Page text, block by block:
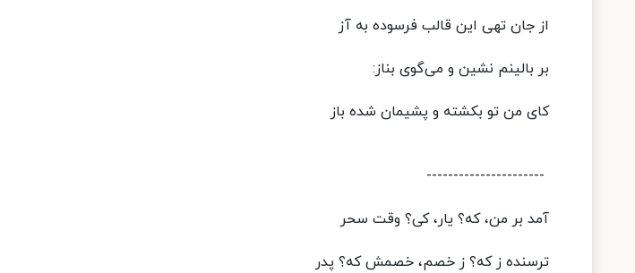
از جان تهی این قالب فرسوده به آز
بر بالینم نشین و می‌گوی بناز:
کای من تو بکشته و پشیمان شده باز
----------------------
آمد بر من، که؟ یار، کی؟ وقت سحر
ترسنده ز که؟ ز خصم، خصمش که؟ پدر